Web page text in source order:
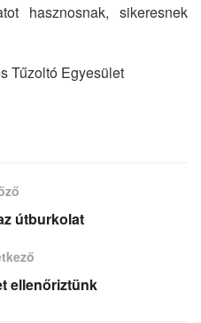
hasznosnak, sikeresnek
Tűzoltó Egyesület
útburkolat
ellenőriztünk